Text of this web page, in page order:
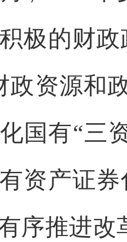
极的财
政资源和
国有“三
资产证
序推进改